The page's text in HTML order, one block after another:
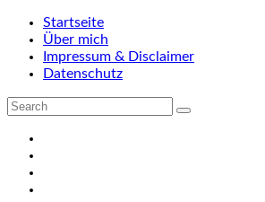
Startseite
Über mich
Impressum & Disclaimer
Datenschutz